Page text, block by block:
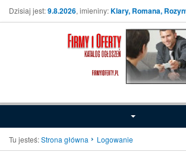
Dzisiaj jest:9.8.2026, imieniny:Klary, Romana,
Tu jesteś:Strona główna Logowanie